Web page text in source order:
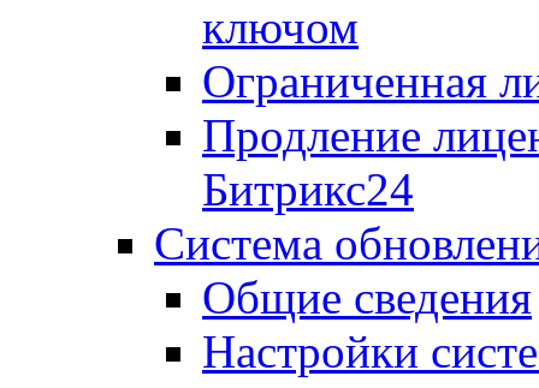
ключом
Ограниченная
Продление
Битрикс24
Система
Общие сведения
Настройки